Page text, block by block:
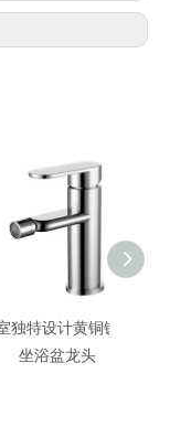
设计黄铜镀铬
浴盆龙头